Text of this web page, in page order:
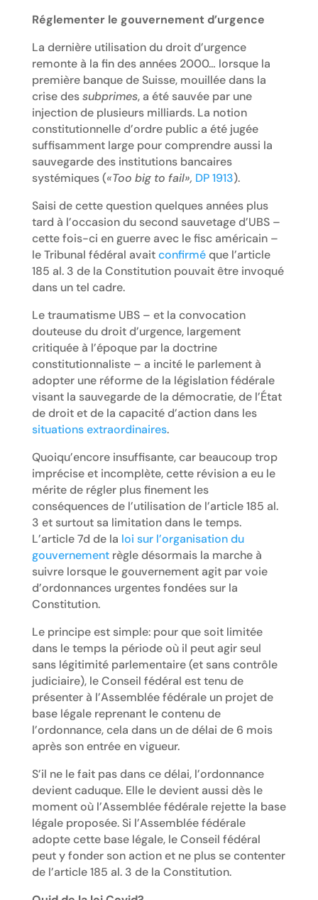
Réglementer le gouvernement d’urgence
La dernière utilisation du droit d’urgence
remonte à la fin des années 2000… lorsque la
première banque de Suisse, mouillée dans la
crise dessubprimes, a été sauvée par une
injection de plusieurs milliards. La notion
constitutionnelle d’ordre public a été jugée
suffisamment large pour comprendre aussi la
sauvegarde des institutions bancaires
systémiques («Too big to fail», DP 1913).
Saisi de cette question quelques années plus
tard à l’occasion du second sauvetage d’UBS –
cette fois-ci en guerre avec le fisc américain –
le Tribunal fédéral avaitconfirméque l’article
185 al. 3 de la Constitution pouvait être invoqué
dans un tel cadre.
Le traumatisme UBS – et la convocation
douteuse du droit d’urgence, largement
critiquée à l’époque par la doctrine
constitutionnaliste – a incité le parlement à
adopter une réforme de la législation fédérale
visant la sauvegarde de la démocratie, de l’État
de droit et de la capacité d’action dans les
situations extraordinaires.
Quoiqu’encore insuffisante, car beaucoup trop
imprécise et incomplète, cette révision a eu le
mérite de régler plus finement les
conséquences de l’utilisation de l’article 185 al.
3 et surtout sa limitation dans le temps.
L’article 7d de la loi sur l’organisation du
gouvernementrègle désormais la marche à
suivre lorsque le gouvernement agit par voie
d’ordonnances urgentes fondées sur la
Constitution.
Le principe est simple: pour que soit limitée
dans le temps la période où il peut agir seul
sans légitimité parlementaire (et sans contrôle
judiciaire), le Conseil fédéral est tenu de
présenter à l’Assemblée fédérale un projet de
base légale reprenant le contenu de
l’ordonnance, cela dans un de délai de 6 mois
après son entrée en vigueur.
S’il ne le fait pas dans ce délai, l’ordonnance
devient caduque. Elle le devient aussi dès le
moment où l’Assemblée fédérale rejette la base
légale proposée. Si l’Assemblée fédérale
adopte cette base légale, le Conseil fédéral
peut y fonder son action et ne plus se contenter
de l’article 185 al. 3 de la Constitution.